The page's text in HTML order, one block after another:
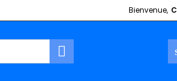
Bienvenue,
